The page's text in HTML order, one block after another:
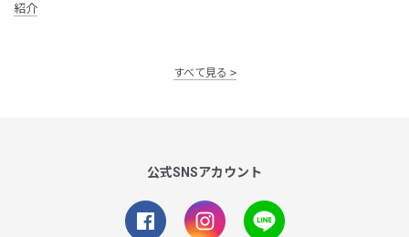
紹介
すべて見る
公式SNSアカウント